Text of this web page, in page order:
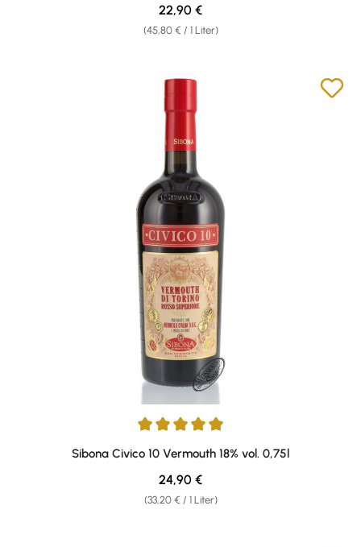
(45,80 € / 1 Liter)
Regulärer Preis:
22,90 €
Durchschnittliche Bewertung von 5 von 5 Sternen
Sibona Civico 10 Vermouth 18% vol. 0,75l
(33,20 € / 1 Liter)
Regulärer Preis:
24,90 €